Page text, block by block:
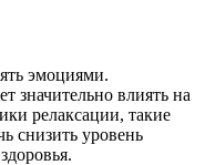
эмоциями.
значительно влиять на
релаксации, такие
снизить уровень